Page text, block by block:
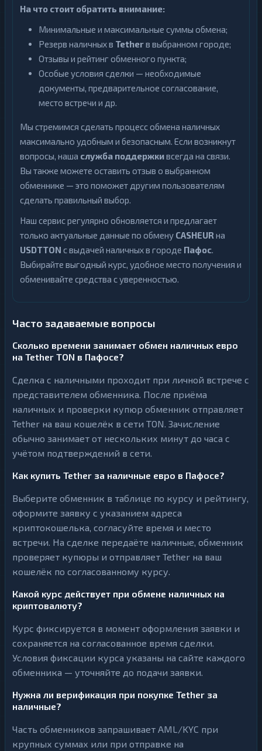
На что стоит обратить внимание:
Минимальные и максимальные суммы обмена;
Резерв наличных в Tetherв выбранном городе;
Отзывы и рейтинг обменного пункта;
Особые условия сделки — необходимые
документы, предварительное согласование,
место встречи и др.
Мы стремимся сделать процесс обмена наличных
максимально удобным и безопасным. Если возникнут
вопросы, наша служба поддержкивсегда на связи.
Вы также можете оставить отзыв о выбранном
обменнике — это поможет другим пользователям
сделать правильный выбор.
Наш сервис регулярно обновляется и предлагает
только актуальные данные по обмену CASHEUR на
USDTTON с выдачей наличных в городе Пафос.
Выбирайте выгодный курс, удобное место получения и
обменивайте средства с уверенностью.
Часто задаваемые вопросы
Сколько времени занимает обмен наличных евро
на Tether TON в Пафосе?
Сделка с наличными проходит при личной встрече с
представителем обменника. После приёма
наличных и проверки купюр обменник отправляет
Tether на ваш кошелёк в сети TON. Зачисление
обычно занимает от нескольких минут до часа с
учётом подтверждений в сети.
Как купить Tether за наличные евро в Пафосе?
Выберите обменник в таблице по курсу и рейтингу,
оформите заявку с указанием адреса
криптокошелька, согласуйте время и место
встречи. На сделке передаёте наличные, обменник
проверяет купюры и отправляет Tether на ваш
кошелёк по согласованному курсу.
Какой курс действует при обмене наличных на
криптовалюту?
Курс фиксируется в момент оформления заявки и
сохраняется на согласованное время сделки.
Условия фиксации курса указаны на сайте каждого
обменника — уточняйте до подачи заявки.
Нужна ли верификация при покупке Tether за
наличные?
Часть обменников запрашивает AML/KYC при
крупных суммах или при отправке на